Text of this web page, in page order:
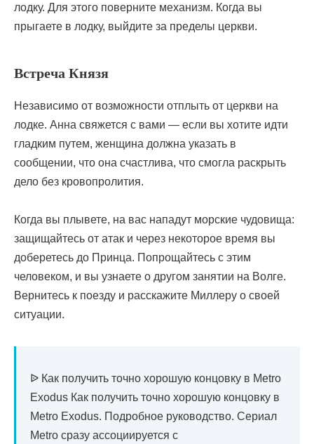
лодку. Для этого поверните механизм. Когда вы
прыгаете в лодку, выйдите за пределы церкви.
Встреча Князя
Независимо от возможности отплыть от церкви на
лодке. Анна свяжется с вами — если вы хотите идти
гладким путем, женщина должна указать в
сообщении, что она счастлива, что смогла раскрыть
дело без кровопролития.
Когда вы плывете, на вас нападут морские чудовища:
защищайтесь от атак и через некоторое время вы
доберетесь до Принца. Попрощайтесь с этим
человеком, и вы узнаете о другом занятии на Волге.
Вернитесь к поезду и расскажите Миллеру о своей
ситуации.
ᐉ Как получить точно хорошую концовку в Metro
Exodus Как получить точно хорошую концовку в
Metro Exodus. Подробное руководство. Сериал
Metro сразу ассоциируется с